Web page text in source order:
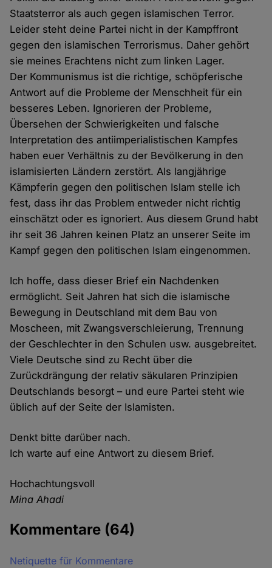
Staatsterror als auch gegen islamischen Terror.
Leider steht deine Partei nicht in der Kampffront
gegen den islamischen Terrorismus. Daher gehört
sie meines Erachtens nicht zum linken Lager.
Der Kommunismus ist die richtige, schöpferische
Antwort auf die Probleme der Menschheit für ein
besseres Leben. Ignorieren der Probleme,
Übersehen der Schwierigkeiten und falsche
Interpretation des antiimperialistischen Kampfes
haben euer Verhältnis zu der Bevölkerung in den
islamisierten Ländern zerstört. Als langjährige
Kämpferin gegen den politischen Islam stelle ich
fest, dass ihr das Problem entweder nicht richtig
einschätzt oder es ignoriert. Aus diesem Grund habt
ihr seit 36 Jahren keinen Platz an unserer Seite im
Kampf gegen den politischen Islam eingenommen.
Ich hoffe, dass dieser Brief ein Nachdenken
ermöglicht. Seit Jahren hat sich die islamische
Bewegung in Deutschland mit dem Bau von
Moscheen, mit Zwangsverschleierung, Trennung
der Geschlechter in den Schulen usw. ausgebreitet.
Viele Deutsche sind zu Recht über die
Zurückdrängung der relativ säkularen Prinzipien
Deutschlands besorgt – und eure Partei steht wie
üblich auf der Seite der Islamisten.
Denkt bitte darüber nach.
Ich warte auf eine Antwort zu diesem Brief.
Hochachtungsvoll
Mina Ahadi
Kommentare (64)
Netiquette für Kommentare